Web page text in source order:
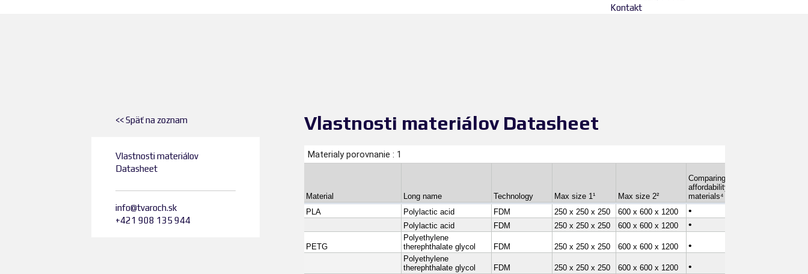
Kontakt
<< Späť na zoznam
Vlastnosti materiálov
Datasheet
info@tvaroch.sk
+421 908 135 944
Vlastnosti materiálov Datasheet